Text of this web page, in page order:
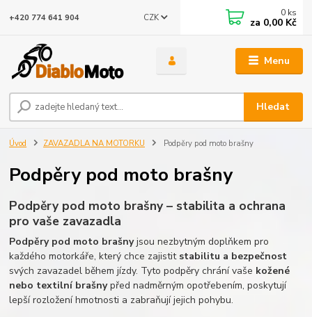
Menu
CZK
Hledat
+420 774 641 904 0 ks
za 0,00 Kč
Úvod ZAVAZADLA NA MOTORKU Podpěry pod moto brašny
Podpěry pod moto brašny
Podpěry pod moto brašny – stabilita a ochrana
pro vaše zavazadla
Podpěry pod moto brašnyjsou nezbytným doplňkem pro
každého motorkáře, který chce zajistit stabilitu a bezpečnost
svých zavazadel během jízdy. Tyto podpěry chrání vaše kožené
nebo textilní brašnypřed nadměrným opotřebením, poskytují
lepší rozložení hmotnosti a zabraňují jejich pohybu.